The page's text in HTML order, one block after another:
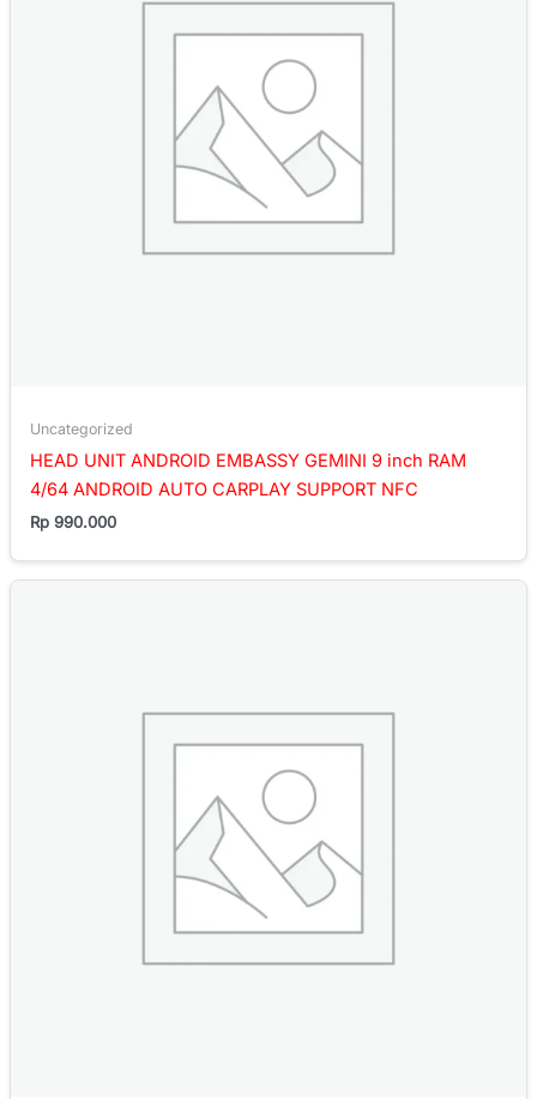
Uncategorized
HEAD UNIT ANDROID EMBASSY GEMINI 9 inch RAM
4/64 ANDROID AUTO CARPLAY SUPPORT NFC
Rp 990.000